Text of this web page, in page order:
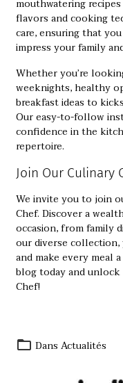
mouthwatering
flavors and cooking
care, ensuring that
impress your family
Whether you’re
weeknights, healthy
breakfast ideas to
Our easy-to-follow
confidence in the
repertoire.
Join Our Culinary
We invite you to join
Chef. Discover a
occasion, from family
our diverse
and make every meal
blog today and
Chef!
Dans Actualités